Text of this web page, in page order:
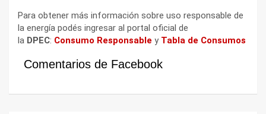
Para obtener más información sobre uso responsable de
la energía podés ingresar al portal oficial de
la DPEC: Consumo Responsable y Tabla de Consumos
Comentarios de Facebook